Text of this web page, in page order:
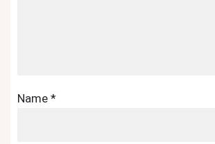
Name *